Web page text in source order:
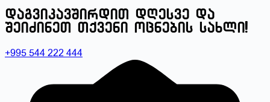
დაგვიკავშირდით დღესვე და
შეიძინეთ თქვენი ოცნების სახლი!
+995 544 222 444